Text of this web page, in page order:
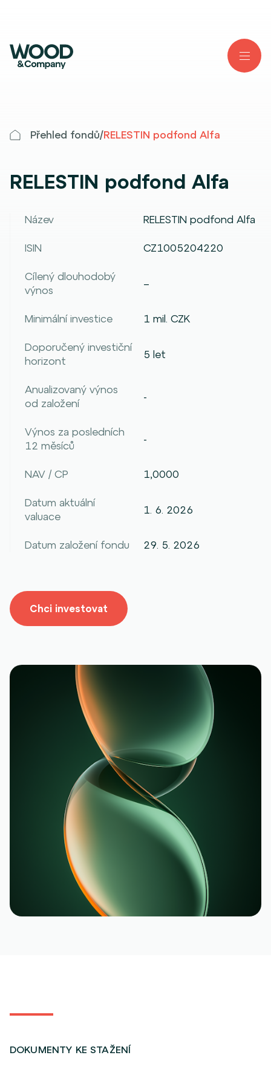
Přehled fondů/RELESTIN podfond Alfa
RELESTIN podfond Alfa
Název RELESTIN podfond Alfa
ISIN CZ1005204220
Cílený dlouhodobý
výnos
–
Minimální investice 1 mil. CZK
Doporučený investiční
horizont
5 let
Anualizovaný výnos
od založení
-
Výnos za posledních
12 měsíců
-
NAV / CP 1,0000
Datum aktuální
valuace
1. 6. 2026
Datum založení fondu 29. 5. 2026
Chci investovat
DOKUMENTY KE STAŽENÍ